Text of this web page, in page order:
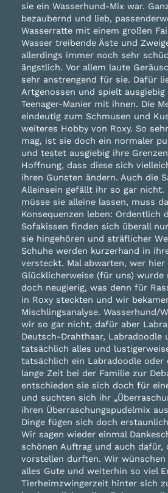
sie ein Wasserhund-Mix war.
bezaubernd und lieb,
Wasserratte mit einem großen
Wasser treibende Äste und
allerdings immer noch sehr
ängstlich. Vor allem laute
sehr anstrengend für sie. Dafür
Artgenossen und spielt
Teenager-Manier mit ihnen. Die
eindeutig zum Schmusen und
weiteres Hobby von Roxy. So
mag, ist sie doch ein normaler
und testet ausgiebig ihre
Hoffnung, dass diese sich
ihren Gunsten ändern. Auch die
Alleinsein gefällt ihr so gar nicht.
müsse sie alleine lassen, muss
Konsequenzen leben: Ordentlich
Sofakissen finden sich überall
sie hingehören und sträflicher
Schuhe werden kurzerhand in
versteckt. Mal abwarten, wer hier
Glücklicherweise (für uns)
doch neugierig, was denn für
in Roxy steckten und wir
Mischlingsanalyse. Wasserhund/
wir so gar nicht, dafür aber
Deutsch-Drahthaar, Labradoodle
tatsächlich alles und
tatsächlich ein Labradoodle oder
lange Zeit bei der Familie zur
entschieden sie sich doch für
und suchten sich ihr
ihren Überraschungspudelmix
Dinge fügen sich doch
Wir sagen wieder einmal
schönen Auftrag und auch dafür,
vorstellen durften. Wir
alles Gute und weiterhin so viel
Tierheimzwingerzeit hinter sich